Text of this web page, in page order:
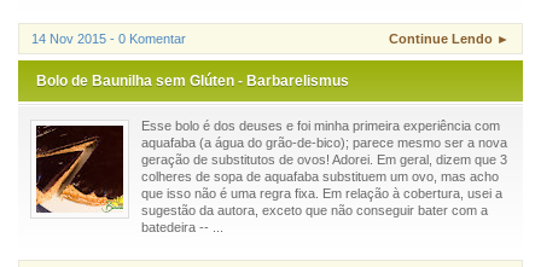
14 Nov 2015 - 0 Komentar Continue Lendo ►
Bolo de Baunilha sem Glúten - Barbarelismus
Esse bolo é dos deuses e foi minha primeira experiência com
aquafaba (a água do grão-de-bico); parece mesmo ser a nova
geração de substitutos de ovos! Adorei. Em geral, dizem que 3
colheres de sopa de aquafaba substituem um ovo, mas acho
que isso não é uma regra fixa. Em relação à cobertura, usei a
sugestão da autora, exceto que não conseguir bater com a
batedeira -- ...